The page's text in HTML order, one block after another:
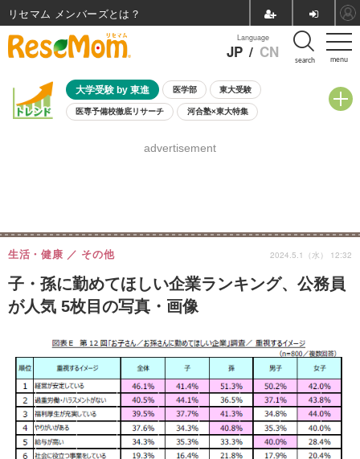
menu
Language
JP / CN search
大学受験 by 東進 医学部 東大受験
医専予備校徹底リサーチ 河合塾×東大特集
8月開催学校説明会・相談会
advertisement
子・孫に勤めてほしい企業ランキング、公務員
が人気 5枚目の写真・画像
生活・健康 その他 2024.5.1（水） 12:32
リセマム メンバーズ